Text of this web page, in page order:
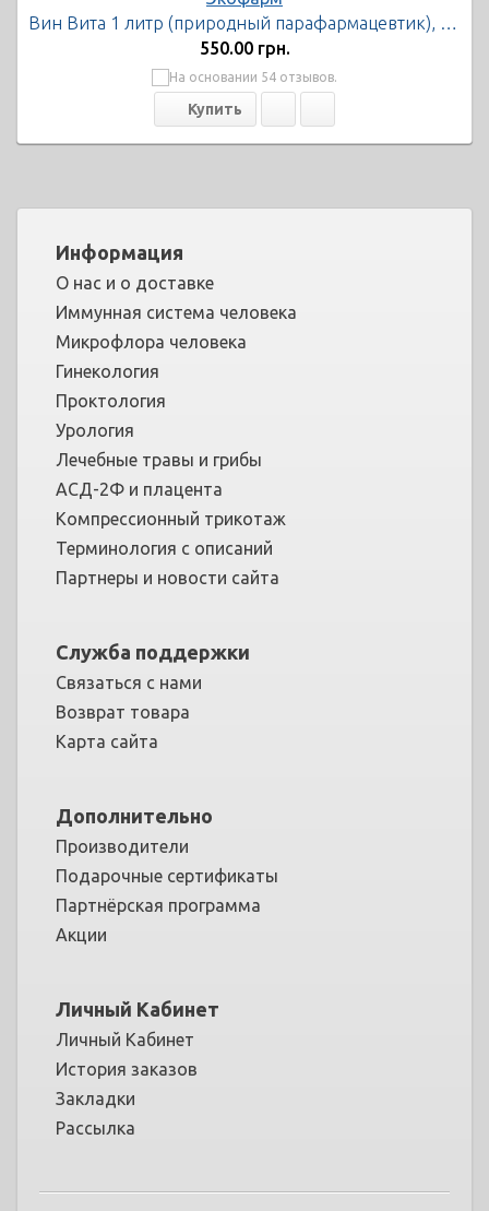
Вин Вита 1 литр (природный парафармацевтик), Экофарм
550.00 грн.
Информация
О нас и о доставке
Иммунная система человека
Микрофлора человека
Гинекология
Проктология
Урология
Лечебные травы и грибы
АСД-2Ф и плацента
Компрессионный трикотаж
Терминология с описаний
Партнеры и новости сайта
Служба поддержки
Связаться с нами
Возврат товара
Карта сайта
Дополнительно
Производители
Подарочные сертификаты
Партнёрская программа
Акции
Личный Кабинет
Личный Кабинет
История заказов
Закладки
Рассылка